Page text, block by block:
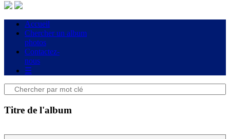
Accueil
Chercher un album
photos
Contactez-
nous
☰
Titre de l'album